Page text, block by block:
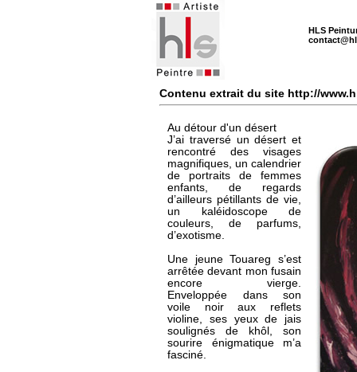
HLS
Contenu extrait du site http://
Au détour d'un désert
J’ai traversé un désert et
rencontré des visages
magnifiques, un calendrier
de portraits de femmes
enfants, de regards
d’ailleurs pétillants de vie,
un kaléidoscope de
couleurs, de parfums,
d’exotisme.
Une jeune Touareg s’est
arrêtée devant mon fusain
encore vierge.
Enveloppée dans son
voile noir aux reflets
violine, ses yeux de jais
soulignés de khôl, son
sourire énigmatique m’a
fasciné.